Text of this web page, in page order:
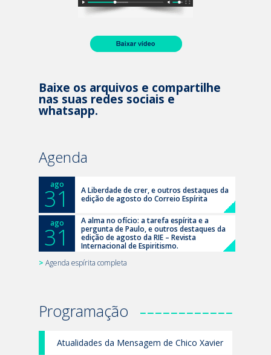
Baixe os arquivos e compartilhe
nas suas redes sociais e
whatsapp.
Agenda
ago
31
A Liberdade de crer, e outros destaques da
edição de agosto do Correio Espírita
ago
31
A alma no ofício: a tarefa espírita e a
pergunta de Paulo, e outros destaques da
edição de agosto da RIE – Revista
Internacional de Espiritismo.
> Agenda espírita completa
Programação
Atualidades da Mensagem de Chico Xavier